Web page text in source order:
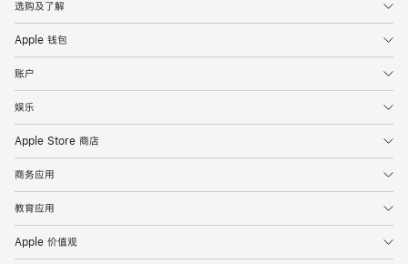
选购及了解
Apple 钱包
账户
娱乐
Apple Store 商店
商务应用
教育应用
Apple 价值观